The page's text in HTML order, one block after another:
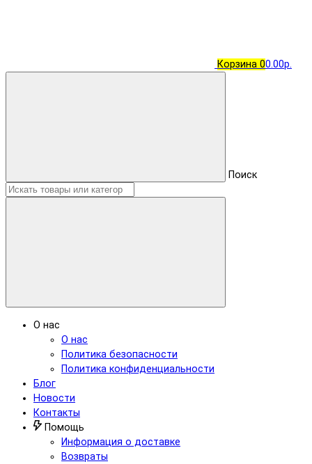
Корзина 00.00р.
Поиск
О нас
О нас
Политика безопасности
Политика конфиденциальности
Блог
Новости
Контакты
Помощь
Информация о доставке
Возвраты